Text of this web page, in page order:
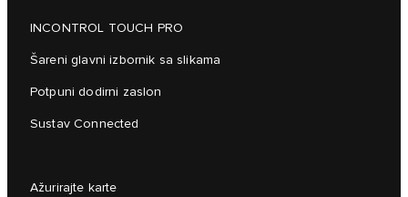
INCONTROL TOUCH PRO
Šareni glavni izbornik sa slikama
Potpuni dodirni zaslon
Sustav Connected
Ažurirajte karte